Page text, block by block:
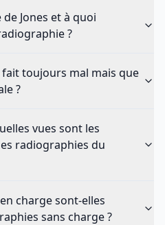
Jones et à quoi
?
toujours mal mais que
?
vues sont les
radiographies du
charge sont-elles
sans charge ?